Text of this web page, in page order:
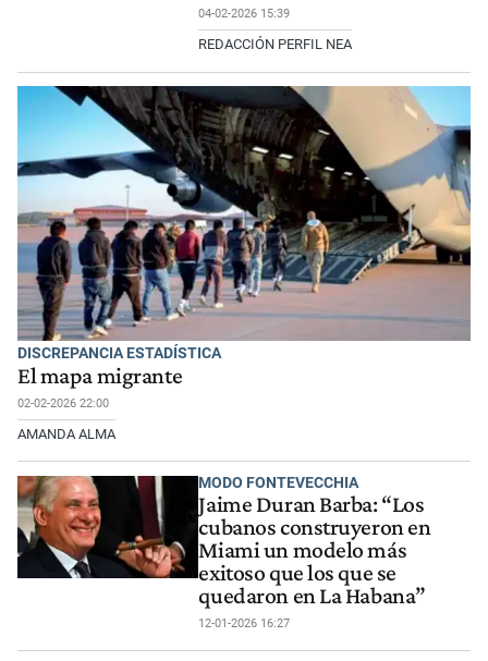
04-02-2026 15:39
REDACCIÓN PERFIL NEA
DISCREPANCIA ESTADÍSTICA
El mapa migrante
02-02-2026 22:00
AMANDA ALMA
MODO FONTEVECCHIA
Jaime Duran Barba: “Los
cubanos construyeron en
Miami un modelo más
exitoso que los que se
quedaron en La Habana”
12-01-2026 16:27